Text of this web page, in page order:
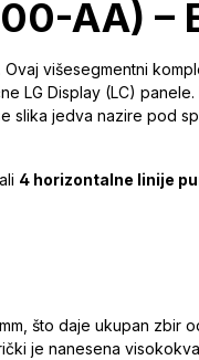
AA) –
. Ovaj višesegmentni
LG Display (LC)
slika jedva nazire pod
4 horizontalne linije
što daje ukupan zbir
je nanesena